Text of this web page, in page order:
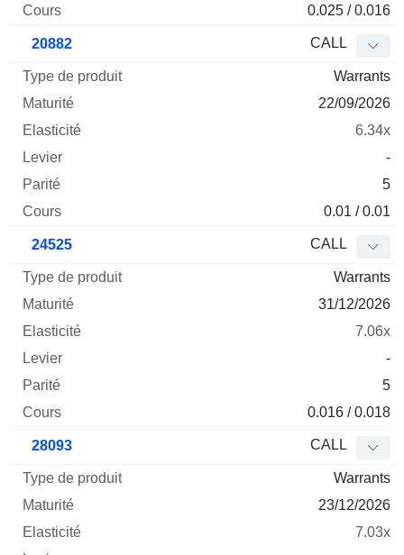
0.025 / 0.016
20882 CALL
Warrants
22/09/2026
6.34x
-
5
0.01 / 0.01
24525 CALL
Warrants
31/12/2026
7.06x
-
5
0.016 / 0.018
28093 CALL
Warrants
23/12/2026
7.03x